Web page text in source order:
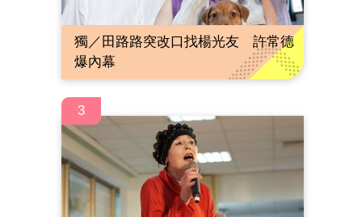
獨／田路路突改口找楊光友 許常德
爆內幕
3